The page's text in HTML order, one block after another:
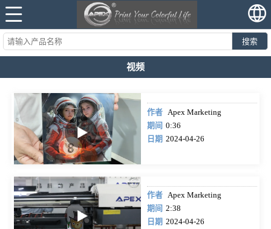
搜索
视频
作者 Apex Marketing
期间 0:36
日期 2024-04-26
作者 Apex Marketing
期间 2:38
日期 2024-04-26